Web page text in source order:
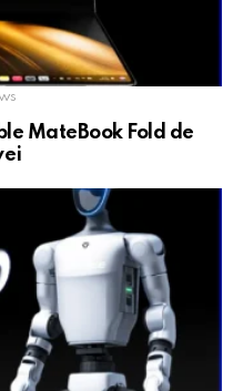
MateBook Fold de